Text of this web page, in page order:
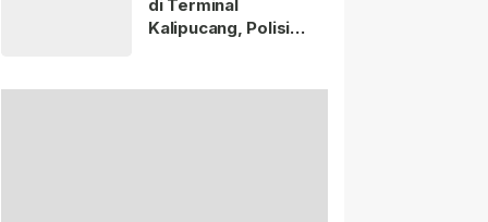
di Terminal
Kalipucang, Polisi